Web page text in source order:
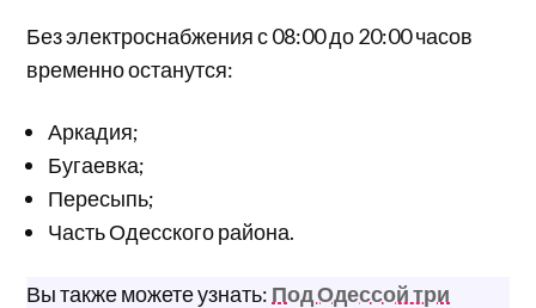
Без электроснабжения с 08:00 до 20:00 часов
временно останутся:
Аркадия;
Бугаевка;
Пересыпь;
Часть Одесского района.
Вы также можете узнать: Под Одессой три